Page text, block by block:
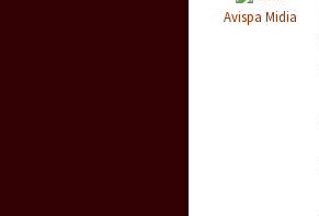
Avispa Midia